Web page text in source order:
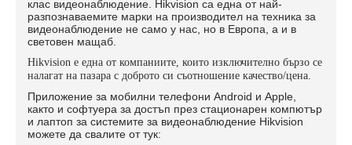
клас видеонаблюдение. Hikvision са една от най-
разпознаваемите марки на производител на техника за
видеонаблюдение не само у нас, но в Европа, а и в
световен мащаб.
Hikvision е една от компаниите, които изключително бързо се
налагат на пазара с доброто си съотношение качество/цена.
Приложение за мобилни телефони Android и Apple,
както и софтуера за достъп през стационарен компютър
и лаптоп за системите за видеонаблюдение Hikvision
можете да свалите от тук: